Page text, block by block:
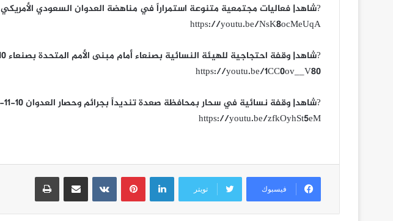
?شاهد| فعاليات مجتمعية متنوعة استمراراً في مناهضة العدوان السعودي الأمريكي 10-11-2016
https://youtu.be/NsK8ocMeUqA
?شاهد| وقفة احتجاجية للهيئة النسائية بصنعاء أمام مبنى الأمم المتحدة بصنعاء 10-11-2016
https://youtu.be/1CC0ov__V80
?شاهد| وقفة نسائية في سحار بمحافظة صعدة تنديداً بجرائم وحصار العدوان 10-11-2016
https://youtu.be/zfkOyhSt5eM
فيسبوك تويتر
لينكدإنبينتيريست مشاركة عبر البريد طباعة